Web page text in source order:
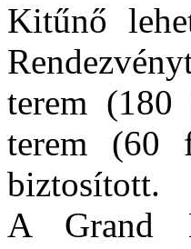
Kitűnő
terem
terem (60
biztosított.
A Grand